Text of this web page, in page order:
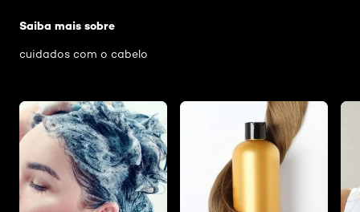
Saiba mais sobre
cuidados com o cabelo